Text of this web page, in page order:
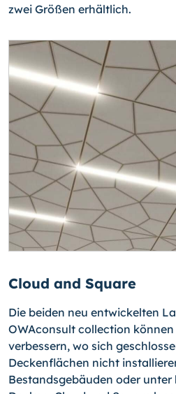
zwei Größen erhältlich.
Cloud and Square
Die beiden neu entwickelten
OWAconsult collection
verbessern, wo sich
Deckenflächen nicht
Bestandsgebäuden oder